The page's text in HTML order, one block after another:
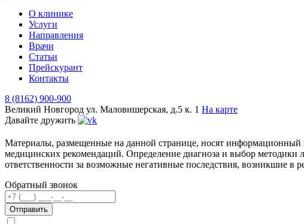
О клинике
Услуги
Направления
Врачи
Статьи
Прейскурант
Контакты
8 (8162) 900-900
Великий Новгород ул. Маловишерская, д.5 к. 1 На карте
Давайте дружить
Материалы, размещенные на данной странице, носят информационный
медицинских рекомендаций. Определение диагноза и выбор
ответственности за возможные негативные последствия, возникшие в
Обратный звонок
Телефон